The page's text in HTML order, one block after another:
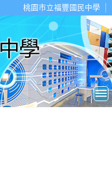
桃園市立福豐國民中學